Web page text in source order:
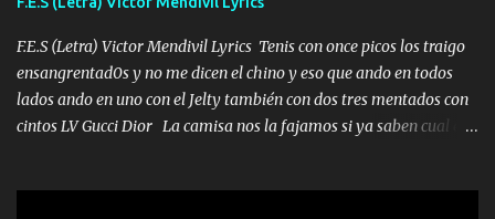
malcriado un malandrón Que Les importa no saben nada falsas
las risas las que me miran hay gente corriente no quieren ve...
F.E.S (Letra) Victor Mendivil Lyrics Tenis con once picos los traigo
ensangrentad0s y no me dicen el chino y eso que ando en todos
lados ando en uno con el Jelty también con dos tres mentados con
cintos LV Gucci Dior La camisa nos la fajamos si ya saben cual es